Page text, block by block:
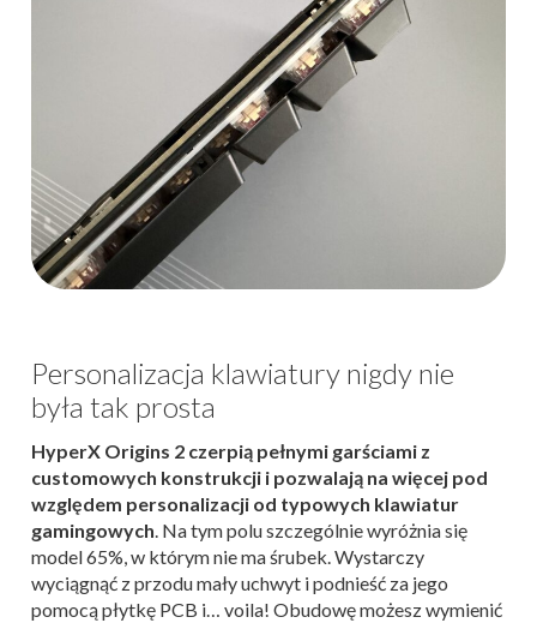
Personalizacja klawiatury nigdy nie
była tak prosta
HyperX Origins 2 czerpią pełnymi garściami z
customowych konstrukcji i pozwalają na więcej pod
względem personalizacji od typowych klawiatur
gamingowych. Na tym polu szczególnie wyróżnia się
model 65%, w którym nie ma śrubek. Wystarczy
wyciągnąć z przodu mały uchwyt i podnieść za jego
pomocą płytkę PCB i… voila! Obudowę możesz wymienić